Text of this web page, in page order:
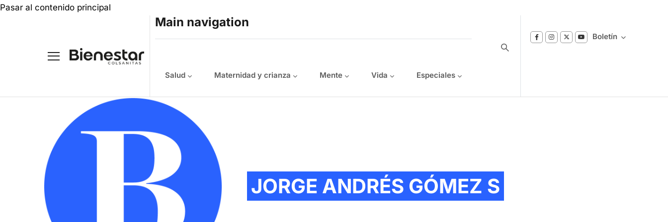
Pasar al contenido principal
Main navigation
Salud Maternidad y crianza Mente Vida Especiales
Boletín
JORGE ANDRÉS GÓMEZ S